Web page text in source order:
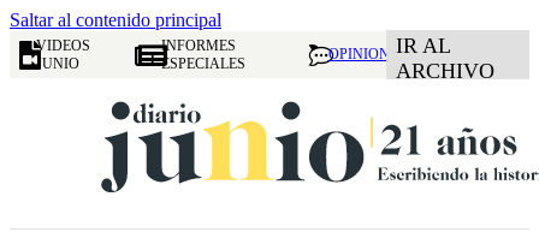
Saltar al contenido principal
VIDEOS
JUNIO
INFORMES
ESPECIALES
OPINION IR AL
ARCHIVO